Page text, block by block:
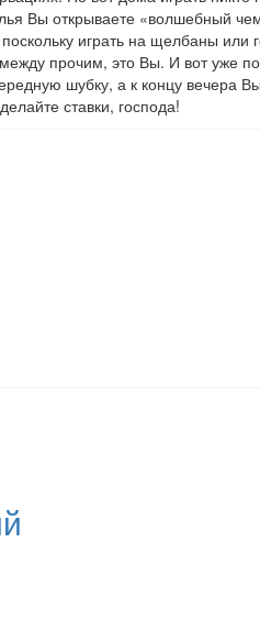
Вы открываете «волшебный
играть на щелбаны или
прочим, это Вы. И вот уже
шубку, а к концу вечера
ставки, господа!